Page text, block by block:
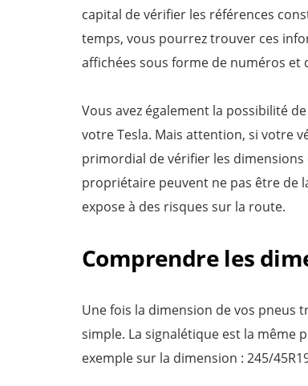
capital de vérifier les références
temps, vous pourrez trouver ces
affichées sous forme de numéros et
Vous avez également la possibilité
votre Tesla. Mais attention, si votre
primordial de vérifier les dimensions
propriétaire peuvent ne pas être de
expose à des risques sur la route.
Comprendre les
Une fois la dimension de vos pneus
simple. La signalétique est la même
exemple sur la dimension : 245/